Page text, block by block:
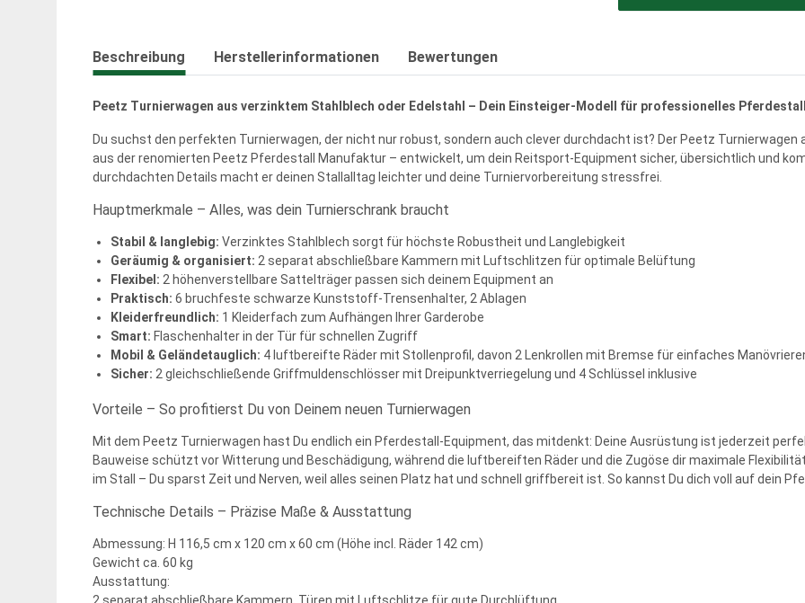
Beschreibung Herstellerinformationen Bewertungen
Peetz Turnierwagen aus verzinktem Stahlblech oder Edelstahl – Dein Einsteiger-Modell für professionelles
Du suchst den perfekten Turnierwagen, der nicht nur robust, sondern auch clever durchdacht ist? Der Peetz Turnierwagen
aus der renomierten Peetz Pferdestall Manufaktur – entwickelt, um dein Reitsport-Equipment sicher, übersichtlich und
durchdachten Details macht er deinen Stallalltag leichter und deine Turniervorbereitung stressfrei.
Hauptmerkmale – Alles, was dein Turnierschrank braucht
Stabil & langlebig: Verzinktes Stahlblech sorgt für höchste Robustheit und Langlebigkeit
Geräumig & organisiert: 2 separat abschließbare Kammern mit Luftschlitzen für optimale Belüftung
Flexibel: 2 höhenverstellbare Sattelträger passen sich deinem Equipment an
Praktisch: 6 bruchfeste schwarze Kunststoff-Trensenhalter, 2 Ablagen
Kleiderfreundlich: 1 Kleiderfach zum Aufhängen Ihrer Garderobe
Smart: Flaschenhalter in der Tür für schnellen Zugriff
Mobil & Geländetauglich: 4 luftbereifte Räder mit Stollenprofil, davon 2 Lenkrollen mit Bremse für einfaches
Sicher: 2 gleichschließende Griffmuldenschlösser mit Dreipunktverriegelung und 4 Schlüssel inklusive
Vorteile – So profitierst Du von Deinem neuen Turnierwagen
Mit dem Peetz Turnierwagen hast Du endlich ein Pferdestall-Equipment, das mitdenkt: Deine Ausrüstung ist jederzeit
Bauweise schützt vor Witterung und Beschädigung, während die luftbereiften Räder und die Zugöse dir maximale
im Stall – Du sparst Zeit und Nerven, weil alles seinen Platz hat und schnell griffbereit ist. So kannst Du dich voll auf dein
Technische Details – Präzise Maße & Ausstattung
Abmessung: H 116,5 cm x 120 cm x 60 cm (Höhe incl. Räder 142 cm)
Gewicht ca. 60 kg
Ausstattung: